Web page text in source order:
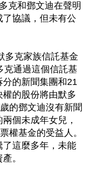
克和鄧文迪在聲明
協議，但未有公
多克家族信託基金
克通過這個信託基
的新聞集團和21
的股份將由默多
的鄧文迪沒有新聞
個未成年女兒，
權基金的受益人。
這麼多年，未能
。